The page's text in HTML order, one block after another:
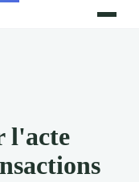
l'acte